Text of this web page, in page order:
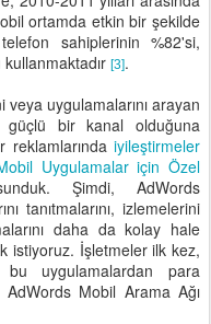
ortamda etkin bir şekilde
sahiplerinin %82'si,
[3].
uygulamalarını arayan
güçlü bir kanal olduğuna
reklamlarında iyileştirmeler
Uygulamalar için Özel
Şimdi, AdWords
tanıtmalarını, izlemelerini
daha da kolay hale
istiyoruz. İşletmeler ilk kez,
bu uygulamalardan para
Mobil Arama Ağı